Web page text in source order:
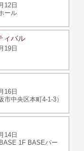
12日
ール
ィバル
19日
16日
中央区本町4-1-3）
14日
1F BASEパー